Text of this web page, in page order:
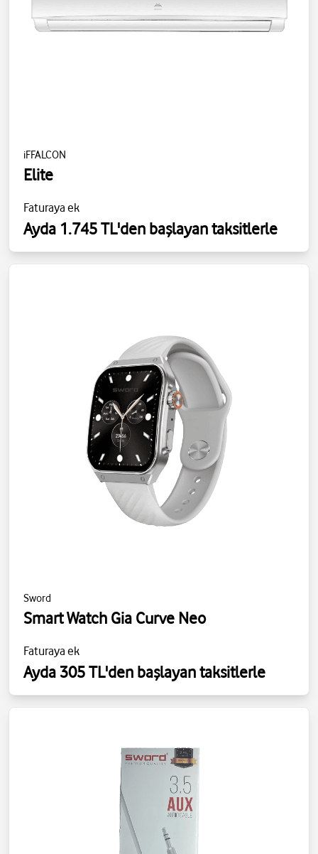
iFFALCON
Elite
Faturaya ek
Ayda 1.745 TL'den başlayan taksitlerle
Sword
Smart Watch Gia Curve Neo
Faturaya ek
Ayda 305 TL'den başlayan taksitlerle